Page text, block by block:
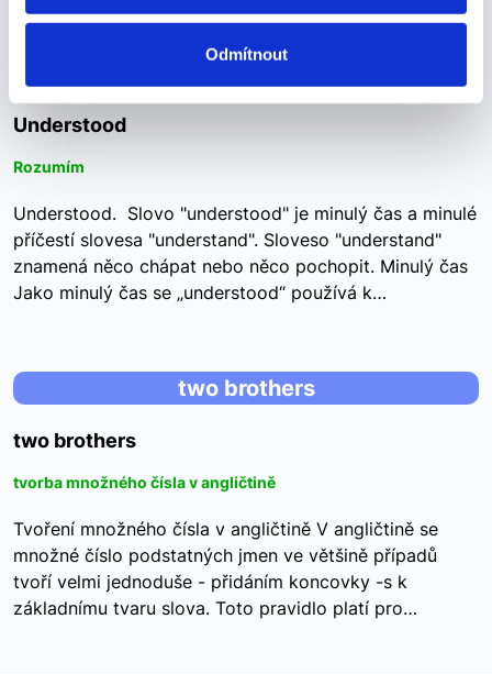
Odmítnout
Understood
Rozumím
Understood. Slovo "understood" je minulý čas a minulé
příčestí slovesa "understand". Sloveso "understand"
znamená něco chápat nebo něco pochopit. Minulý čas
Jako minulý čas se „understood“ používá k…
two brothers
two brothers
tvorba množného čísla v angličtině
Tvoření množného čísla v angličtině V angličtině se
množné číslo podstatných jmen ve většině případů
tvoří velmi jednoduše - přidáním koncovky -s k
základnímu tvaru slova. Toto pravidlo platí pro…